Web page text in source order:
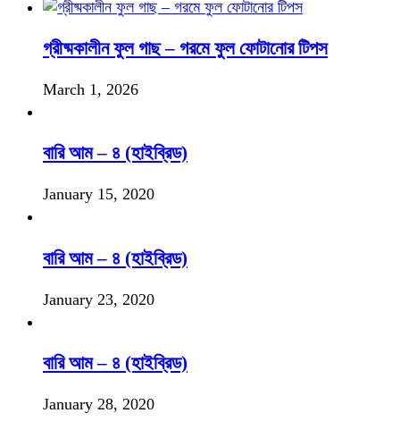
গ্রীষ্মকালীন ফুল গাছ – গরমে ফুল ফোটানোর টিপস
March 1, 2026
বারি আম – ৪ (হাইব্রিড)
January 15, 2020
বারি আম – ৪ (হাইব্রিড)
January 23, 2020
বারি আম – ৪ (হাইব্রিড)
January 28, 2020